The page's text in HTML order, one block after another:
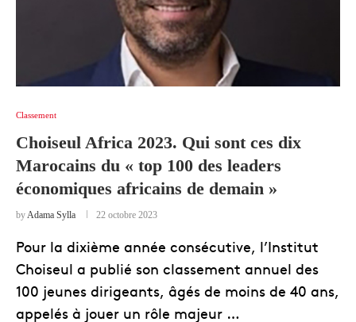
Classement
Choiseul Africa 2023. Qui sont ces dix
Marocains du « top 100 des leaders
économiques africains de demain »
byAdama Sylla 22 octobre 2023
Pour la dixième année consécutive, l’Institut
Choiseul a publié son classement annuel des
100 jeunes dirigeants, âgés de moins de 40 ans,
appelés à jouer un rôle majeur …